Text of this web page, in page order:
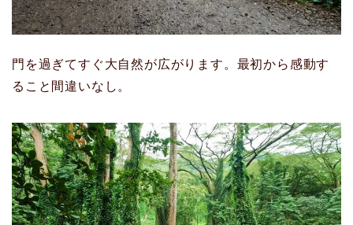
門を過ぎてすぐ大自然が広がります。最初から感動す
ること間違いなし。